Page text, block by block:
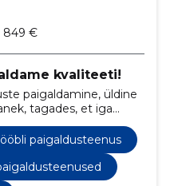
849 €
kvaliteeti!
paigaldamine, üldine
tagades, et iga
standarditele.
paigaldusteenus